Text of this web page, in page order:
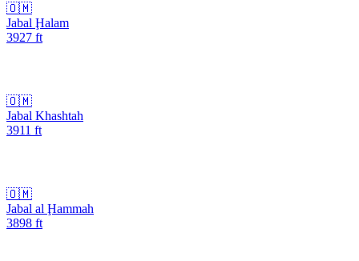
🇴🇲
Jabal Ḩalam
3927 ft
🇴🇲
Jabal Khashtah
3911 ft
🇴🇲
Jabal al Ḩammah
3898 ft